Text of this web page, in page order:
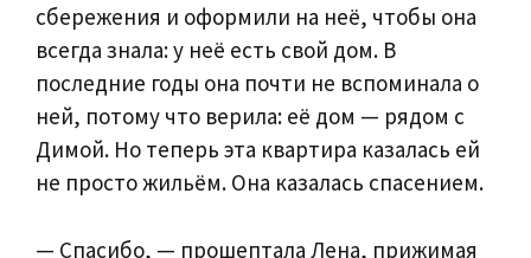
сбережения и оформили на неё, чтобы она
всегда знала: у неё есть свой дом. В
последние годы она почти не вспоминала о
ней, потому что верила: её дом — рядом с
Димой. Но теперь эта квартира казалась ей
не просто жильём. Она казалась спасением.
— Спасибо, — прошептала Лена, прижимая